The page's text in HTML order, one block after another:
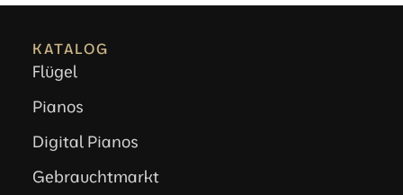
KATALOG
Flügel
Pianos
Digital Pianos
Gebrauchtmarkt